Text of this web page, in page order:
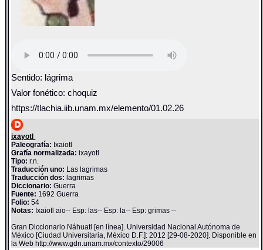
Sentido: lágrima
Valor fonético: choquiz
https://tlachia.iib.unam.mx/elemento/01.02.26
ixayotl
Paleografía: Ixaiotl
Grafía normalizada: ixayotl
Tipo: r.n.
Traducción uno: Las lagrimas
Traducción dos: lagrimas
Diccionario:Guerra
Fuente: 1692 Guerra
Folio: 54
Notas: Ixaiotl aio-- Esp: las-- Esp: la-- Esp: grimas --
Gran Diccionario Náhuatl [en línea]. Universidad Nacional Autónoma de
México [Ciudad Universitaria, México D.F.]: 2012 [29-08-2020]. Disponible en
la Web http://www.gdn.unam.mx/contexto/29006